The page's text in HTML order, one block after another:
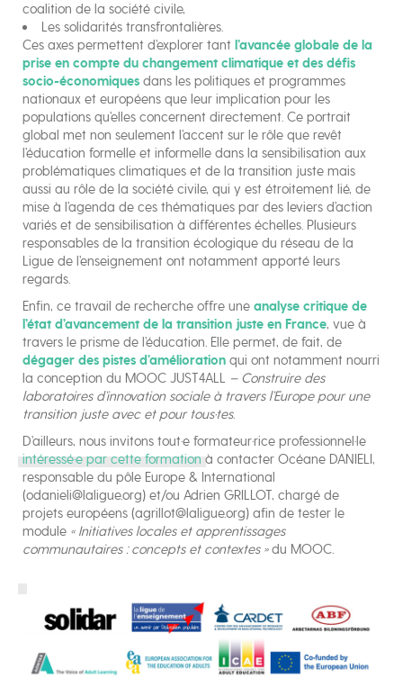
coalition de la société civile,
Les solidarités transfrontalières.
Ces axes permettent d’explorer tant l’avancée globale de la
prise en compte du changement climatique et des défis
socio-économiques dans les politiques et programmes
nationaux et européens que leur implication pour les
populations qu’elles concernent directement. Ce portrait
global met non seulement l’accent sur le rôle que revêt
l’éducation formelle et informelle dans la sensibilisation aux
problématiques climatiques et de la transition juste mais
aussi au rôle de la société civile, qui y est étroitement lié, de
mise à l’agenda de ces thématiques par des leviers d’action
variés et de sensibilisation à différentes échelles. Plusieurs
responsables de la transition écologique du réseau de la
Ligue de l’enseignement ont notamment apporté leurs
regards.
Enfin, ce travail de recherche offre une analyse critique de
l’état d’avancement de la transition juste en France, vue à
travers le prisme de l’éducation. Elle permet, de fait, de
dégager des pistes d’amélioration qui ont notamment nourri
la conception du MOOC JUST4ALL – Construire des
laboratoires d’innovation sociale à travers l’Europe pour une
transition juste avec et pour tous·tes.
D’ailleurs, nous invitons tout·e formateur·rice professionnel·le
intéressé·e par cette formation à contacter Océane DANIELI,
responsable du pôle Europe & International
(odanieli@laligue.org) et/ou Adrien GRILLOT, chargé de
projets européens (agrillot@laligue.org) afin de tester le
module « Initiatives locales et apprentissages
communautaires : concepts et contextes »du MOOC.